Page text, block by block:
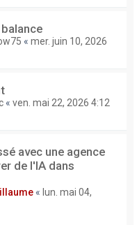
« mer. juin 10, 2026
« ven. mai 22, 2026 4:12
avec une agence
de l'IA dans
« lun. mai 04,